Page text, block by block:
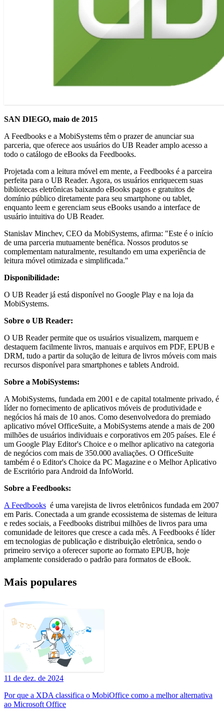
SAN DIEGO, maio de 2015
A Feedbooks e a MobiSystems têm o prazer de anunciar sua
parceria, que oferece aos usuários do UB Reader amplo acesso a
todo o catálogo de eBooks da Feedbooks.
Projetada com a leitura móvel em mente, a Feedbooks é a parceira
perfeita para o UB Reader. Agora, os usuários enriquecem suas
bibliotecas eletrônicas baixando eBooks pagos e gratuitos de
domínio público diretamente para seu smartphone ou tablet,
enquanto leem e gerenciam seus eBooks usando a interface de
usuário intuitiva do UB Reader.
Stanislav Minchev, CEO da MobiSystems, afirma: "Este é o início
de uma parceria mutuamente benéfica. Nossos produtos se
complementam naturalmente, resultando em uma experiência de
leitura móvel otimizada e simplificada."
Disponibilidade:
O UB Reader já está disponível no Google Play e na loja da
MobiSystems.
Sobre o UB Reader:
O UB Reader permite que os usuários visualizem, marquem e
destaquem facilmente livros, manuais e arquivos em PDF, EPUB e
DRM, tudo a partir da solução de leitura de livros móveis com mais
recursos disponível para smartphones e tablets Android.
Sobre a MobiSystems:
A MobiSystems, fundada em 2001 e de capital totalmente privado, é
líder no fornecimento de aplicativos móveis de produtividade e
negócios há mais de 10 anos. Como desenvolvedora do premiado
aplicativo móvel OfficeSuite, a MobiSystems atende a mais de 200
milhões de usuários individuais e corporativos em 205 países. Ele é
um Google Play Editor's Choice e o melhor aplicativo na categoria
de negócios com mais de 350.000 avaliações. O OfficeSuite
também é o Editor's Choice da PC Magazine e o Melhor Aplicativo
de Escritório para Android da InfoWorld.
Sobre a Feedbooks:
A Feedbooks é uma varejista de livros eletrônicos fundada em 2007
em Paris. Conectada a um grande ecossistema de sistemas de leitura
e redes sociais, a Feedbooks distribui milhões de livros para uma
comunidade de leitores que cresce a cada mês. A Feedbooks é líder
em tecnologias de publicação e distribuição eletrônica, sendo o
primeiro serviço a oferecer suporte ao formato EPUB, hoje
amplamente considerado o padrão para formatos de eBook.
Mais populares
11 de dez. de 2024
Por que a XDA classifica o MobiOffice como a melhor alternativa
ao Microsoft Office